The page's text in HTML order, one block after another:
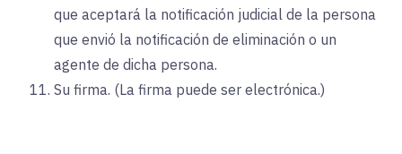
que aceptará la notificación judicial de la persona
que envió la notificación de eliminación o un
agente de dicha persona.
Su firma. (La firma puede ser electrónica.)